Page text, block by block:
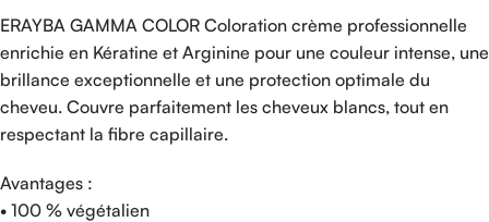
ERAYBA GAMMA COLOR Coloration crème professionnelle
enrichie en Kératine et Arginine pour une couleur intense, une
brillance exceptionnelle et une protection optimale du
cheveu. Couvre parfaitement les cheveux blancs, tout en
respectant la fibre capillaire.
Avantages :
• 100 % végétalien